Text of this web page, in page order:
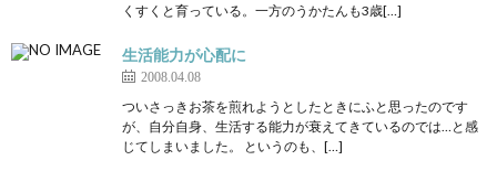
くすくと育っている。一方のうかたんも3歳[…]
生活能力が心配に
2008.04.08
ついさっきお茶を煎れようとしたときにふと思ったのです
が、自分自身、生活する能力が衰えてきているのでは…と感
じてしまいました。 というのも、[…]